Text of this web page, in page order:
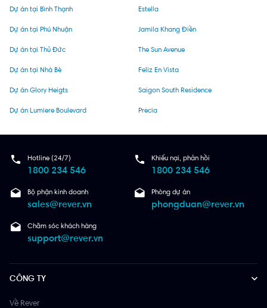
Dự án tại Bình Thạnh
Dự án tại Phú Nhuận
Dự án tại Thủ Đức
Dự án tại Nhà Bè
Dự án Glory Heigts
Dự án Lumiere Boulevard
Estella
Jamila Khang Điền
The Sun Avenue
Feliz En Vista
Saigon South Residence
Precia
Hotline (24/7)
1800 234 546
Khiếu nại, phản hồi
1800 234 546
Bộ phận kinh doanh
sales@rever.vn
Phòng dự án
phongduan@rever.vn
Chăm sóc khách hàng
support@rever.vn
CÔNG TY
Về Rever